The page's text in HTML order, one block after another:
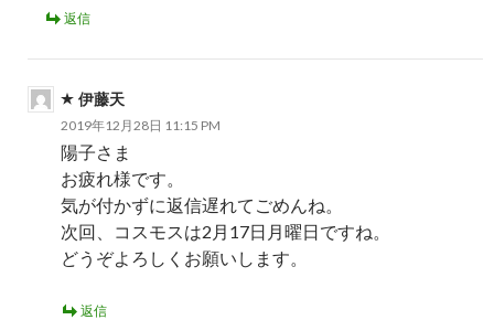
返信
伊藤天
2019年12月28日 11:15 PM
陽子さま
お疲れ様です。
気が付かずに返信遅れてごめんね。
次回、コスモスは2月17日月曜日ですね。
どうぞよろしくお願いします。
返信